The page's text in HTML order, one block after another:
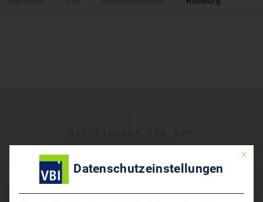
Der Landesvorstand Mit
Datenschutzeinstellungen